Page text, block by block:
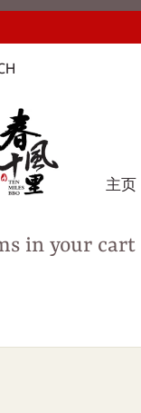
主页
in your cart